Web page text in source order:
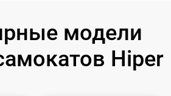
модели
Hiper